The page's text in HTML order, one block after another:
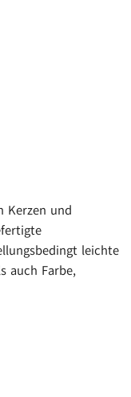
Kerzen und
leichte
auch Farbe,